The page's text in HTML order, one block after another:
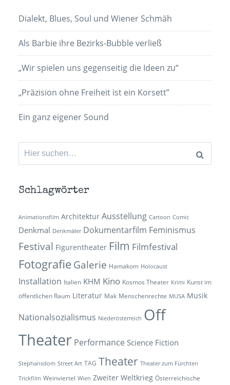
Dialekt, Blues, Soul und Wiener Schmäh
Als Barbie ihre Bezirks-Bubble verließ
„Wir spielen uns gegenseitig die Ideen zu“
„Präzision ohne Freiheit ist ein Korsett”
Ein ganz eigener Sound
Suchen
nach:
Schlagwörter
Animationsfilm Architektur Ausstellung Cartoon Comic
Denkmal Denkmäler Dokumentarfilm Feminismus
Festival Figurentheater Film Filmfestival
Fotografie Galerie Hamakom Holocaust
Installation Italien KHM Kino Kosmos Theater Krimi Kunst im
öffentlichen Raum Literatur Mak Menschenrechte MUSA Musik
Nationalsozialismus Niederösterreich Off
Theater Performance Science Fiction
Stephansdom Street Art TAG Theater Theater zum Fürchten
Trickfilm Weinviertel Wien Zweiter Weltkrieg Österreichische